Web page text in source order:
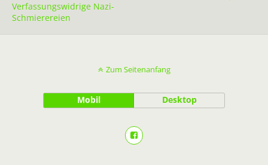
Verfassungswidrige Nazi-
Schmierereien
Zum Seitenanfang
Mobil Desktop